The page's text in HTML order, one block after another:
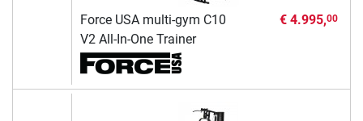
Force USA multi-gym C10
V2 All-In-One Trainer
€ 4.995,00